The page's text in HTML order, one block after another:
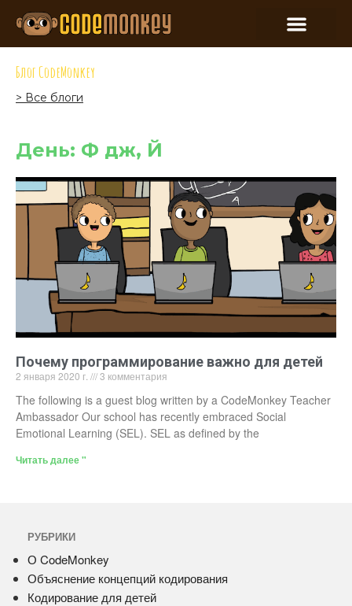
Блог CodeMonkey
> Все блоги
День: Ф дж, Й
Почему программирование важно для детей
2 января 2020 г. 3 комментария
The following is a guest blog written by a CodeMonkey Teacher
Ambassador Our school has recently embraced Social
Emotional Learning (SEL). SEL as defined by the
Читать далее "
РУБРИКИ
О CodeMonkey
Объяснение концепций кодирования
Кодирование для детей